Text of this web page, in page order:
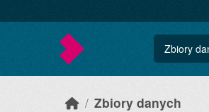
Zbiory
Zbiory danych